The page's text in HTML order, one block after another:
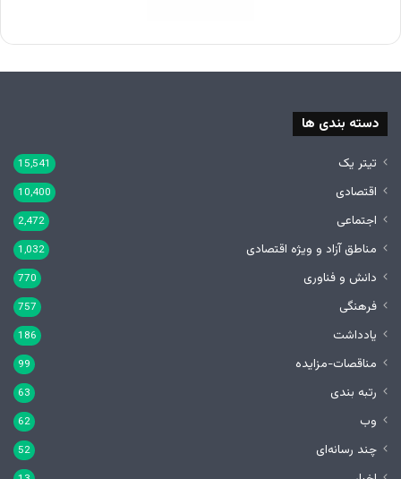
دسته بندی ها
تیتر یک 15,541
اقتصادی 10,400
اجتماعی 2,472
مناطق آزاد و ویژه اقتصادی 1,032
دانش و فناوری 770
فرهنگی 757
یادداشت 186
مناقصات-مزایده 99
رتبه بندی 63
وب 62
چند رسانه‌ای 52